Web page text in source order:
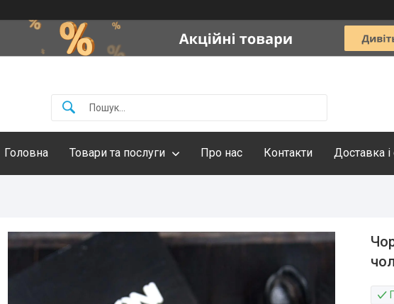
Головна Товари та послуги Про нас Контакти Доставка і